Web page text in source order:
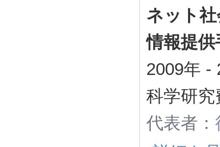
ネット
情報提
2009年 -
科学研
代表者：